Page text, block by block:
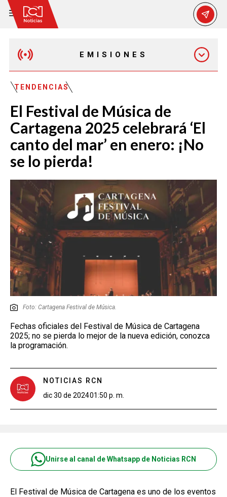
EMISIONES
EMISIÓN 7:00 PM
TENDENCIAS
El Festival de Música de
Cartagena 2025 celebrará ‘El
canto del mar’ en enero: ¡No
se lo pierda!
Foto: Cartagena Festival de Música.
Fechas oficiales del Festival de Música de Cartagena
2025; no se pierda lo mejor de la nueva edición, conozca
la programación.
NOTICIAS RCN
dic 30 de 202401:50 p. m.
Unirse al canal de Whatsapp de Noticias RCN
El Festival de Música de Cartagena es uno de los eventos